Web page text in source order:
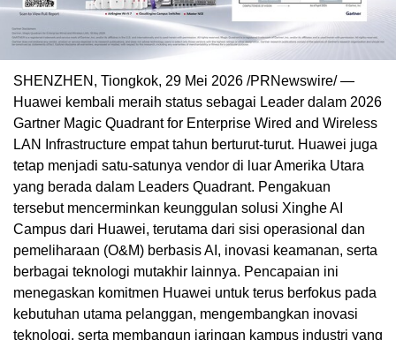
SHENZHEN, Tiongkok, 29 Mei 2026 /PRNewswire/ —
Huawei kembali meraih status sebagai Leader dalam 2026
Gartner Magic Quadrant for Enterprise Wired and Wireless
LAN Infrastructure empat tahun berturut-turut. Huawei juga
tetap menjadi satu-satunya vendor di luar Amerika Utara
yang berada dalam Leaders Quadrant. Pengakuan
tersebut mencerminkan keunggulan solusi Xinghe AI
Campus dari Huawei, terutama dari sisi operasional dan
pemeliharaan (O&M) berbasis AI, inovasi keamanan, serta
berbagai teknologi mutakhir lainnya. Pencapaian ini
menegaskan komitmen Huawei untuk terus berfokus pada
kebutuhan utama pelanggan, mengembangkan inovasi
teknologi, serta membangun jaringan kampus industri yang